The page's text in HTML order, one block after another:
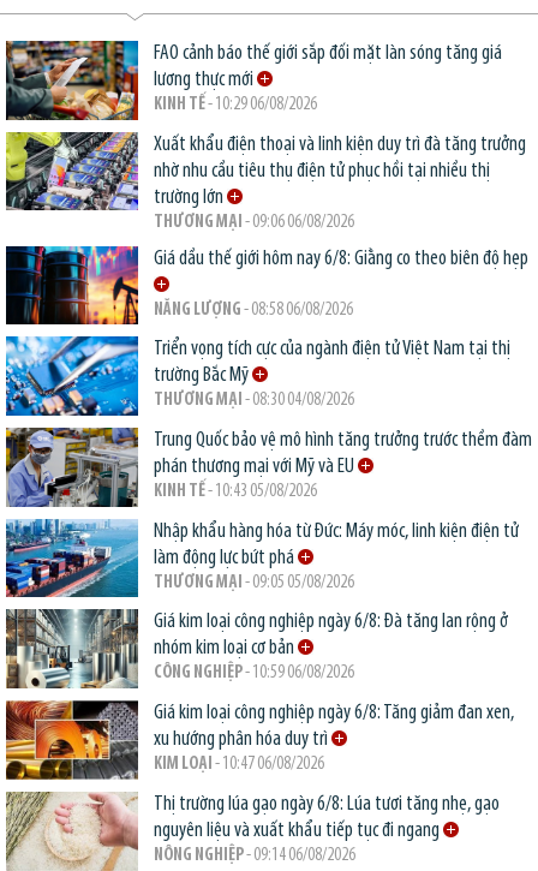
FAO cảnh báo thế giới sắp đối mặt làn sóng tăng giá
lương thực mới
KINH TẾ- 10:29 06/08/2026
Xuất khẩu điện thoại và linh kiện duy trì đà tăng trưởng
nhờ nhu cầu tiêu thụ điện tử phục hồi tại nhiều thị
trường lớn
THƯƠNG MẠI - 09:06 06/08/2026
Giá dầu thế giới hôm nay 6/8: Giằng co theo biên độ hẹp
NĂNG LƯỢNG - 08:58 06/08/2026
Triển vọng tích cực của ngành điện tử Việt Nam tại thị
trường Bắc Mỹ
THƯƠNG MẠI - 08:30 04/08/2026
Trung Quốc bảo vệ mô hình tăng trưởng trước thềm đàm
phán thương mại với Mỹ và EU
KINH TẾ- 10:43 05/08/2026
Nhập khẩu hàng hóa từ Đức: Máy móc, linh kiện điện tử
làm động lực bứt phá
THƯƠNG MẠI - 09:05 05/08/2026
Giá kim loại công nghiệp ngày 6/8: Đà tăng lan rộng ở
nhóm kim loại cơ bản
CÔNG NGHIỆP- 10:59 06/08/2026
Giá kim loại công nghiệp ngày 6/8: Tăng giảm đan xen,
xu hướng phân hóa duy trì
KIM LOẠI - 10:47 06/08/2026
Thị trường lúa gạo ngày 6/8: Lúa tươi tăng nhẹ, gạo
nguyên liệu và xuất khẩu tiếp tục đi ngang
NÔNG NGHIỆP- 09:14 06/08/2026